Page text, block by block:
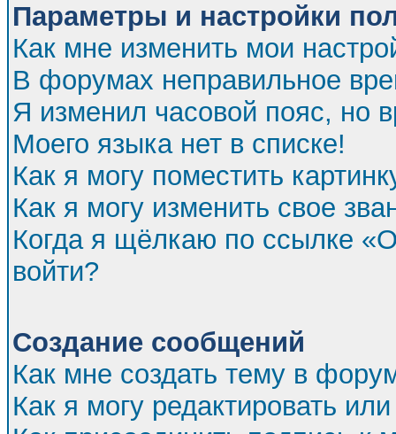
Параметры и настройки
Как мне изменить мои
В форумах неправильное
Я изменил часовой пояс, но
Моего языка нет в списке!
Как я могу поместить
Как я могу изменить свое
Когда я щёлкаю по ссылке
войти?
Создание сообщений
Как мне создать тему в
Как я могу редактировать